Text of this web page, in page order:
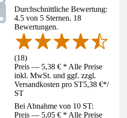
Durchschnittliche Bewertung:
4.5 von 5 Sternen. 18
Bewertungen.
(18)
Preis — 5,38 € * Alle Preise
inkl. MwSt. und ggf. zzgl.
Versandkosten pro ST5,38 €*/
ST
Bei Abnahme von 10 ST:
Preis — 5,05 € * Alle Preise